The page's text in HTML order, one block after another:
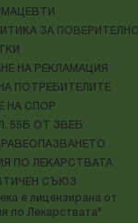
ЗА
НА РЕКЛАМАЦИЯ
ПОТРЕБИТЕЛИТЕ
НА СПОР
55Б ОТ ЗВЕБ
ПО ЛЕКАРСТВАТА
СЪЮЗ
е лицензирана от
по Лекарствата"